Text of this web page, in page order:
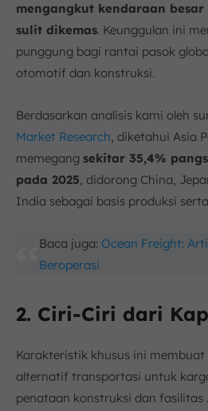
mengangkut kendaraan
sulit dikemas. Keunggulan ini
punggung bagi rantai pasok
otomotif dan konstruksi.
Berdasarkan analisis kami oleh
Market Research, diketahui Asia
memegang sekitar 35,4%
pada 2025, didorong China,
India sebagai basis produksi
Baca juga: Ocean Freight:
Beroperasi
2. Ciri-Ciri dari
Karakteristik khusus ini membuat
alternatif transportasi untuk
penataan konstruksi dan fasilitas